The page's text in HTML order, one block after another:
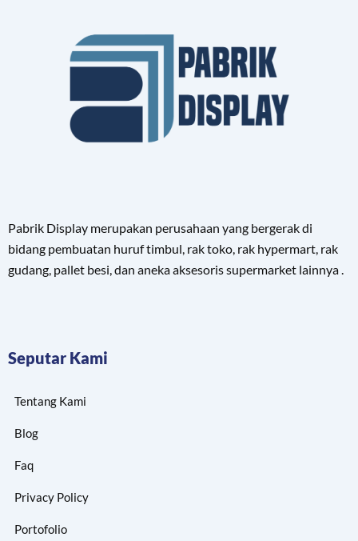
Pabrik Display merupakan perusahaan yang bergerak di
bidang pembuatan huruf timbul, rak toko, rak hypermart, rak
gudang, pallet besi, dan aneka aksesoris supermarket lainnya .
Seputar Kami
Tentang Kami
Blog
Faq
Privacy Policy
Portofolio